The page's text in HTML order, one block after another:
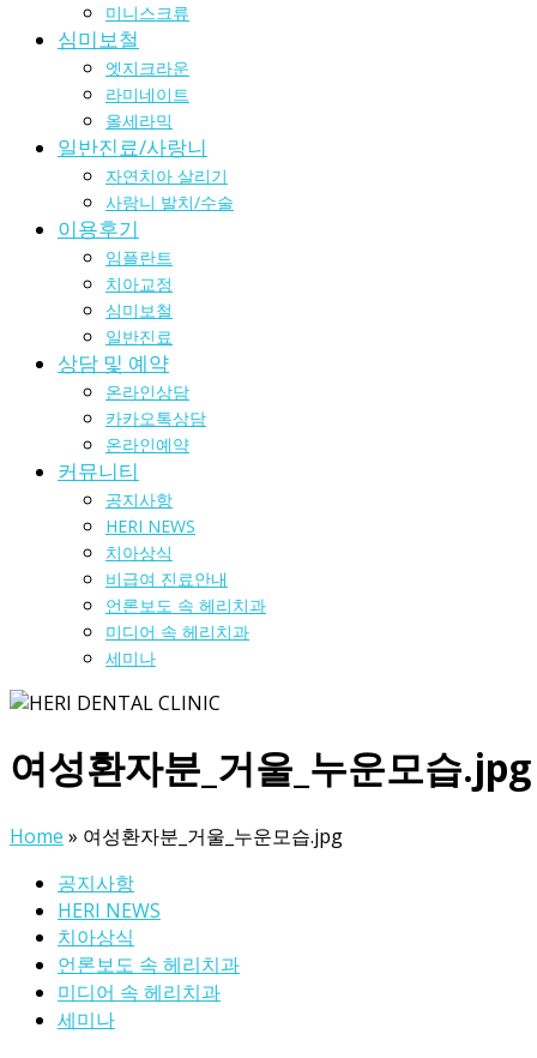
미니스크류
심미보철
엣지크라운
라미네이트
올세라믹
일반진료/사랑니
자연치아 살리기
사랑니 발치/수술
이용후기
임플란트
치아교정
심미보철
일반진료
상담 및 예약
온라인상담
카카오톡상담
온라인예약
커뮤니티
공지사항
HERI NEWS
치아상식
비급여 진료안내
언론보도 속 헤리치과
미디어 속 헤리치과
세미나
여성환자분_거울_누운모습.jpg
Home » 여성환자분_거울_누운모습.jpg
공지사항
HERI NEWS
치아상식
언론보도 속 헤리치과
미디어 속 헤리치과
세미나